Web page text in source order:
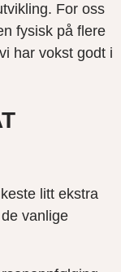
For oss
fysisk på flere
har vokst godt i
litt ekstra
vanlige